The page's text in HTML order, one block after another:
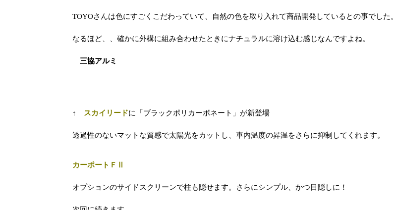
TOYOさんは色にすごくこだわっていて、自然の色を取り入れて商品開発しているとの事でした。
なるほど、、確かに外構に組み合わせたときにナチュラルに溶け込む感じなんですよね。
三協アルミ
↑ スカイリードに「ブラックポリカーボネート」が新登場
透過性のないマットな質感で太陽光をカットし、車内温度の昇温をさらに抑制してくれます。
カーポートＦⅡ
オプションのサイドスクリーンで柱も隠せます。さらにシンプル、かつ目隠しに！